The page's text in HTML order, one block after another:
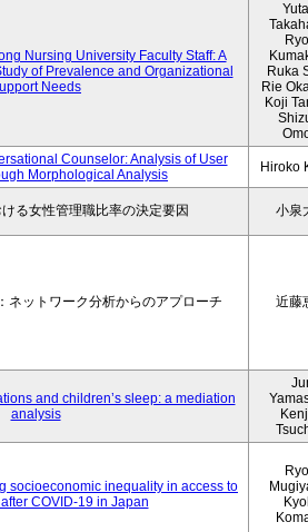
Nursing University Faculty Staff: A
of Prevalence and Organizational
Needs
Ruka
Rie
Koji
Counselor: Analysis of User
Morphological Analysis
Hiroko
る女性管理職比率の決定要因 小泉
ネットワーク分析からのアプローチ 近藤
and children’s sleep: a mediation
analysis
socioeconomic inequality in access to
COVID-19 in Japan